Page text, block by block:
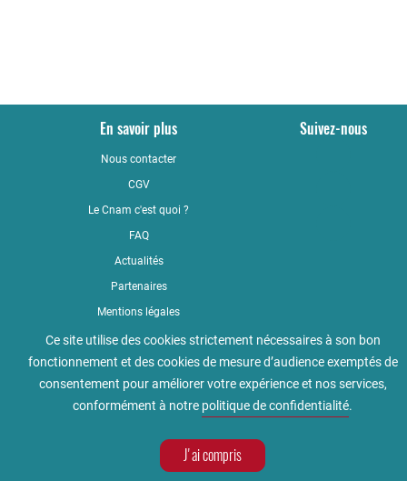
En savoir plus
Nous contacter
CGV
Le Cnam c'est quoi ?
FAQ
Actualités
Partenaires
Mentions légales
Qualité
Règlement intérieur
Accessibilité : non conforme
Politique de confidentialité
Suivez-nous
Ce site utilise des cookies strictement nécessaires à son bon
fonctionnement et des cookies de mesure d’audience exemptés de
consentement pour améliorer votre expérience et nos services,
conformément à notre politique de confidentialité.
J'ai compris